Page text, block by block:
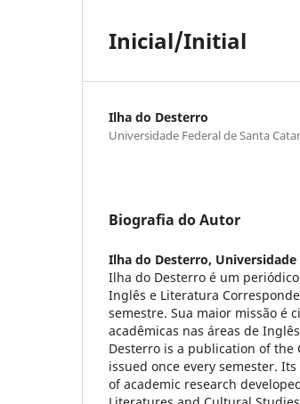
Inicial/Initial
Ilha do Desterro
Universidade Federal de Santa
Biografia do Autor
Ilha do Desterro, Universidade
Ilha do Desterro é um
Inglês e Literatura
semestre. Sua maior missão é
acadêmicas nas áreas de
Desterro is a publication of the
issued once every semester.
of academic research